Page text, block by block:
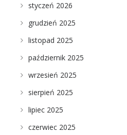
styczeń 2026
grudzień 2025
listopad 2025
październik 2025
wrzesień 2025
sierpień 2025
lipiec 2025
czerwiec 2025